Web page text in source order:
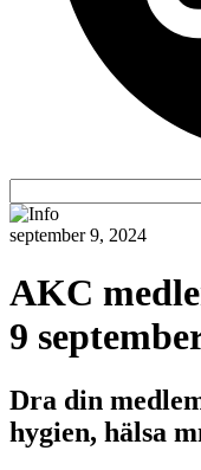
efter:
september 9, 2024
AKC
9
Dra din
hygien, hälsa